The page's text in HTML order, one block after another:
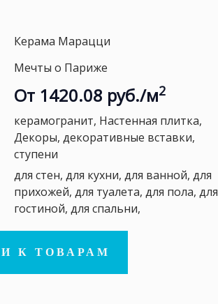
Керама Марацци
Мечты о Париже
От 1420.08 руб./м2
керамогранит, Настенная плитка,
Декоры, декоративные вставки,
ступени
для стен, для кухни, для ванной, для
прихожей, для туалета, для пола, для
гостиной, для спальни,
К ТОВАРАМ